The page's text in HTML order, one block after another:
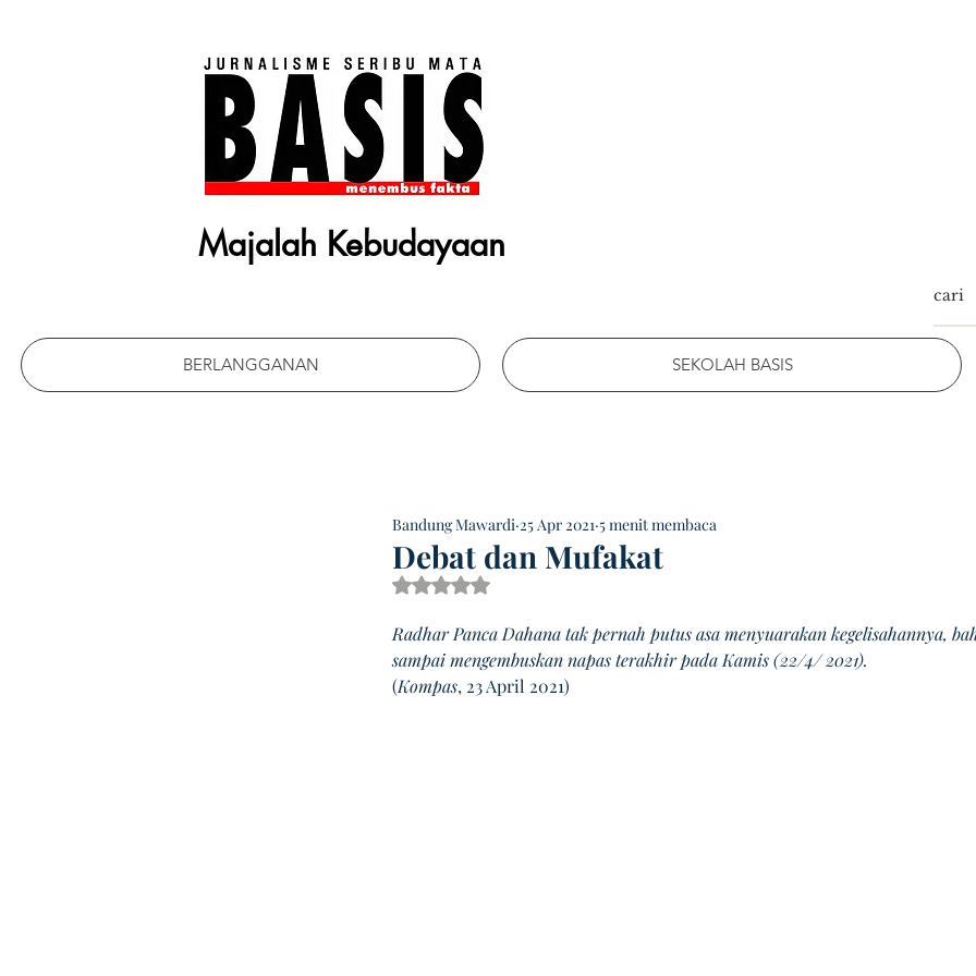
Majalah Kebudayaan
BERLANGGANAN SEKOLAH BASIS
Debat dan Mufakat
Bandung Mawardi 25 Apr 2021 5 menit membaca
Dinilai NaN dari 5 bintang.
Radhar Panca Dahana tak pernah putus asa menyuarakan kegelisahannya,
sampai mengembuskan napas terakhir pada Kamis (22/4/ 2021).
(Kompas, 23 April 2021)